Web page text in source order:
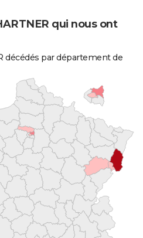
qui nous ont
décédés par département de